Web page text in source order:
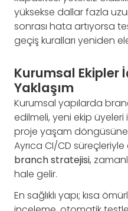
yüksekse dallar fazla
sonrası hata artıyorsa
geçiş kuralları yeniden ele
Kurumsal Ekipler
Yaklaşım
Kurumsal yapılarda
edilmeli, yeni ekip üyeleri
proje yaşam
Ayrıca CI/CD
branch stratejisi,
hale gelir.
En sağlıklı yapı; kısa